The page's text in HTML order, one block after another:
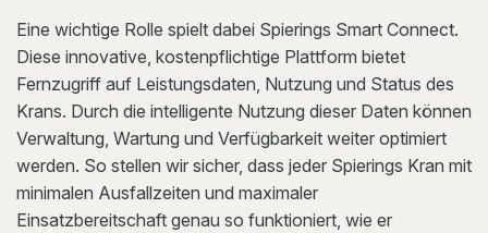
Eine wichtige Rolle spielt dabei Spierings Smart Connect.
Diese innovative, kostenpflichtige Plattform bietet
Fernzugriff auf Leistungsdaten, Nutzung und Status des
Krans. Durch die intelligente Nutzung dieser Daten können
Verwaltung, Wartung und Verfügbarkeit weiter optimiert
werden. So stellen wir sicher, dass jeder Spierings Kran mit
minimalen Ausfallzeiten und maximaler
Einsatzbereitschaft genau so funktioniert, wie er